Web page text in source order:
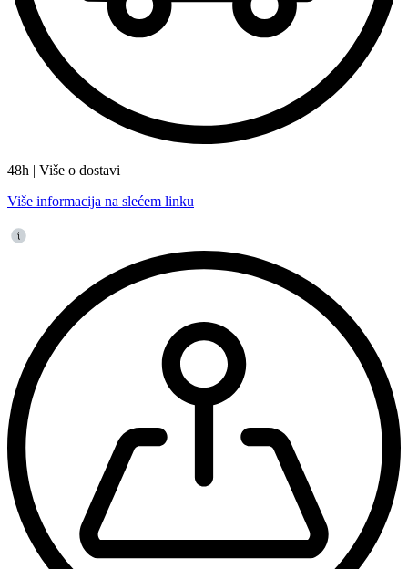
48h | Više o dostavi
Više informacija na slećem linku